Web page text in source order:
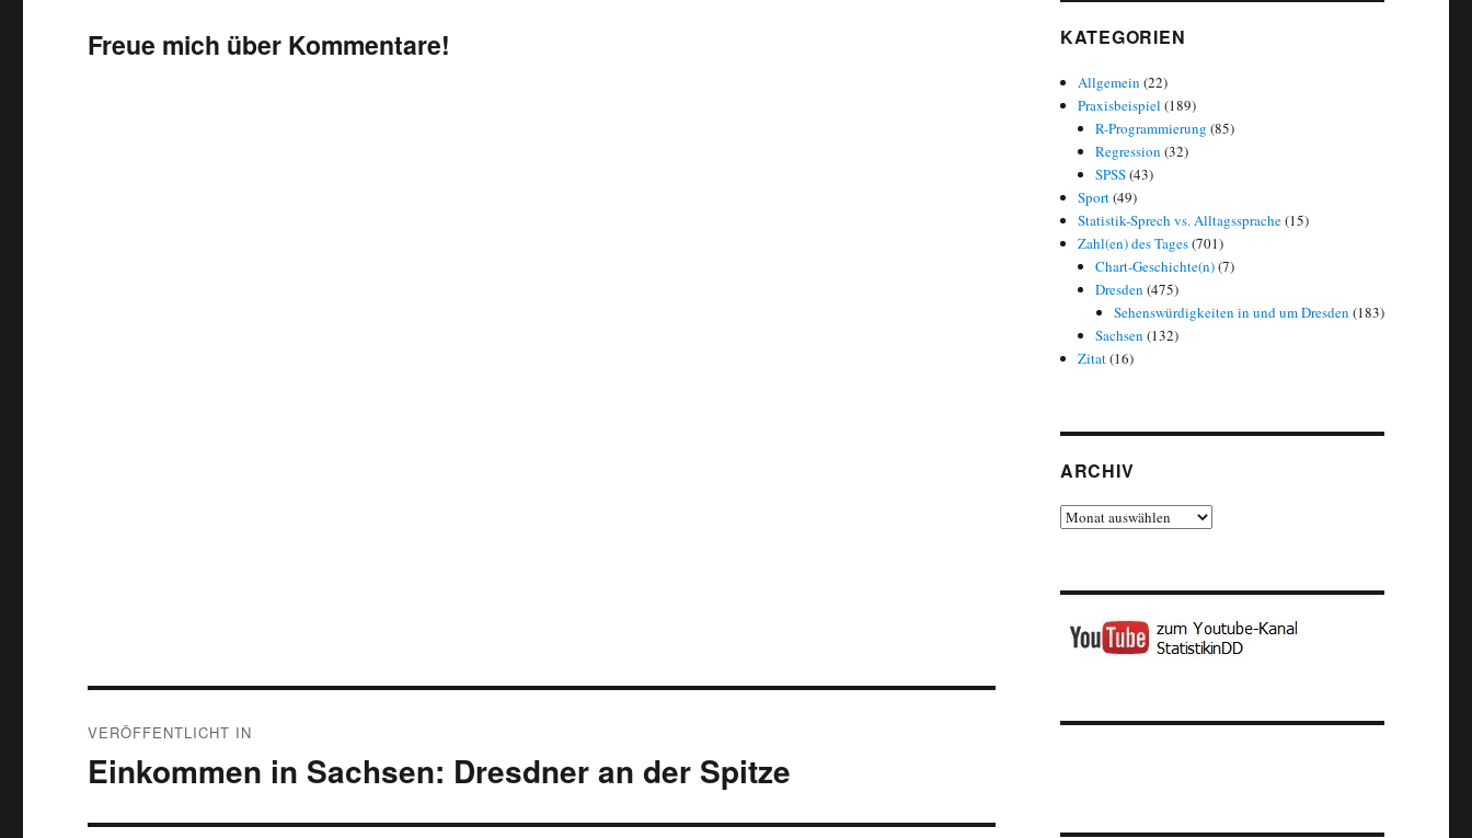
Freue mich über Kommentare!
VERÖFFENTLICHT IN
Einkommen in Sachsen: Dresdner an der Spitze
KATEGORIEN
Allgemein (22)
Praxisbeispiel (189)
R-Programmierung (85)
Regression (32)
SPSS(43)
Sport(49)
Statistik-Sprech vs. Alltagssprache(15)
Zahl(en) des Tages(701)
Chart-Geschichte(n)(7)
Dresden (475)
Sehenswürdigkeiten in und um Dresden (183)
Sachsen (132)
Zitat(16)
ARCHIV
Archiv